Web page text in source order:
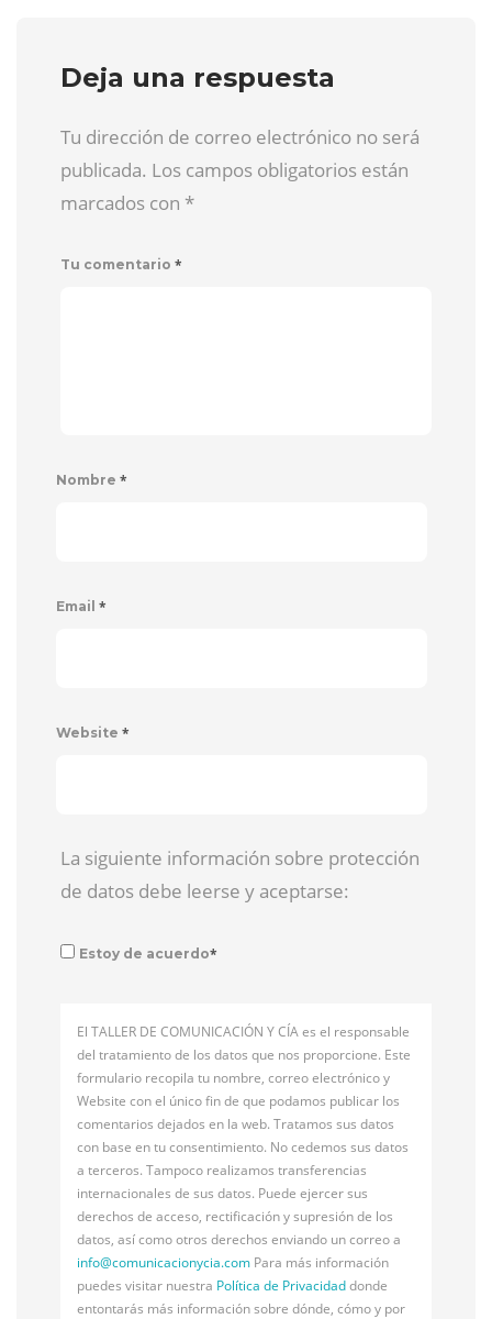
Deja una respuesta
Tu dirección de correo electrónico no será
publicada. Los campos obligatorios están
marcados con *
Tu comentario *
Nombre *
Email *
Website *
La siguiente información sobre protección
de datos debe leerse y aceptarse:
Estoy de acuerdo*
El TALLER DE COMUNICACIÓN Y CÍA es el responsable
del tratamiento de los datos que nos proporcione. Este
formulario recopila tu nombre, correo electrónico y
Website con el único fin de que podamos publicar los
comentarios dejados en la web. Tratamos sus datos
con base en tu consentimiento. No cedemos sus datos
a terceros. Tampoco realizamos transferencias
internacionales de sus datos. Puede ejercer sus
derechos de acceso, rectificación y supresión de los
datos, así como otros derechos enviando un correo a
info@comunicacionycia.com Para más información
puedes visitar nuestra Política de Privacidaddonde
entontarás más información sobre dónde, cómo y por